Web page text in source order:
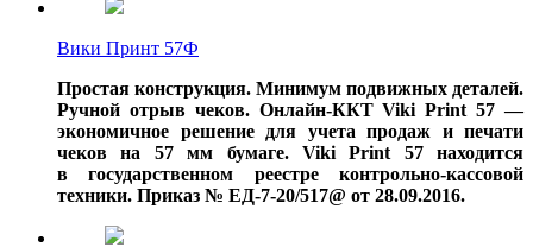
Вики Принт 57Ф
Простая конструкция. Минимум подвижных деталей.
Ручной отрыв чеков. Онлайн-ККТ Viki Print 57 —
экономичное решение для учета продаж и печати
чеков на 57 мм бумаге. Viki Print 57 находится
в государственном реестре контрольно-кассовой
техники. Приказ № ЕД-7-20/517@ от 28.09.2016.